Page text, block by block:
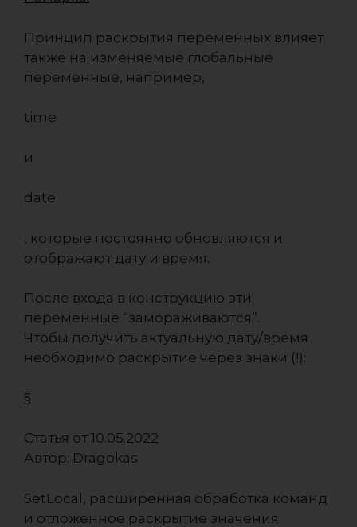
Принцип раскрытия переменных влияет
также на изменяемые глобальные
переменные, например,
time
и
date
, которые постоянно обновляются и
отображают дату и время.
После входа в конструкцию эти
переменные “замораживаются”.
Чтобы получить актуальную дату/время
необходимо раскрытие через знаки (!):
§
Статья от 10.05.2022
Автор: Dragokas
SetLocal, расширенная обработка команд
и отложенное раскрытие значения